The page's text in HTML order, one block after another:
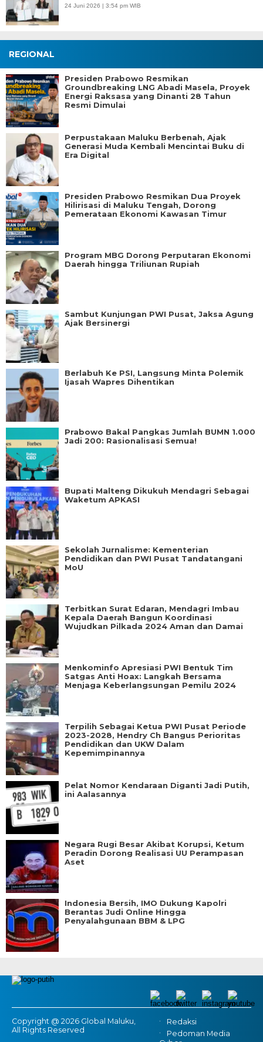
24 Juni 2026 | 3:54 pm WIB
REGIONAL
Presiden Prabowo Resmikan
Groundbreaking LNG Abadi Masela, Proyek
Energi Raksasa yang Dinanti 28 Tahun
Resmi Dimulai
Perpustakaan Maluku Berbenah, Ajak
Generasi Muda Kembali Mencintai Buku di
Era Digital
Presiden Prabowo Resmikan Dua Proyek
Hilirisasi di Maluku Tengah, Dorong
Pemerataan Ekonomi Kawasan Timur
Program MBG Dorong Perputaran Ekonomi
Daerah hingga Triliunan Rupiah
Sambut Kunjungan PWI Pusat, Jaksa Agung
Ajak Bersinergi
Berlabuh Ke PSI, Langsung Minta Polemik
Ijasah Wapres Dihentikan
Prabowo Bakal Pangkas Jumlah BUMN 1.000
Jadi 200: Rasionalisasi Semua!
Bupati Malteng Dikukuh Mendagri Sebagai
Waketum APKASI
Sekolah Jurnalisme: Kementerian
Pendidikan dan PWI Pusat Tandatangani
MoU
Terbitkan Surat Edaran, Mendagri Imbau
Kepala Daerah Bangun Koordinasi
Wujudkan Pilkada 2024 Aman dan Damai
Menkominfo Apresiasi PWI Bentuk Tim
Satgas Anti Hoax: Langkah Bersama
Menjaga Keberlangsungan Pemilu 2024
Terpilih Sebagai Ketua PWI Pusat Periode
2023-2028, Hendry Ch Bangus Perioritas
Pendidikan dan UKW Dalam
Kepemimpinannya
Pelat Nomor Kendaraan Diganti Jadi Putih,
ini Aalasannya
Negara Rugi Besar Akibat Korupsi, Ketum
Peradin Dorong Realisasi UU Perampasan
Aset
Indonesia Bersih, IMO Dukung Kapolri
Berantas Judi Online Hingga
Penyalahgunaan BBM & LPG
Copyright @ 2026 Global Maluku,
All Rights Reserved
Redaksi
Pedoman Media